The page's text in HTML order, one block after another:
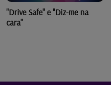
"Drive Safe" e "Diz-me na
cara"